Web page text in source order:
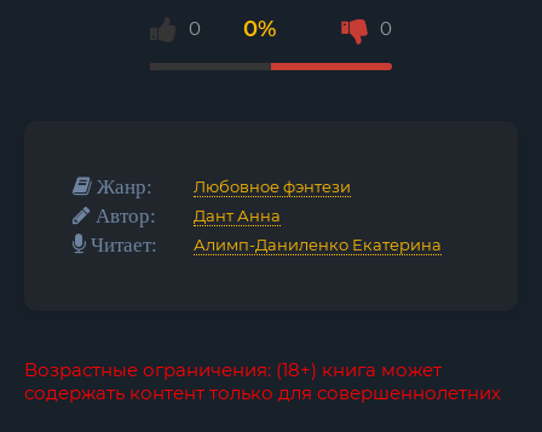
0 0% 0
Жанр: Любовное фэнтези
Автор: Дант Анна
Читает: Алимп-Даниленко Екатерина
Возрастные ограничения: (18+) книга может
содержать контент только для совершеннолетних